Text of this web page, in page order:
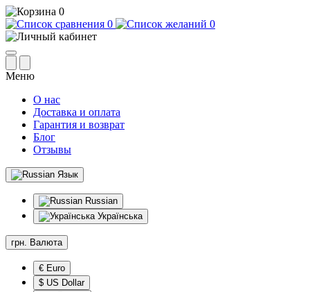
0
0
0
Меню
О нас
Доставка и оплата
Гарантия и возврат
Блог
Отзывы
Язык
Russian
Українська
грн. Валюта
€ Euro
$ US Dollar